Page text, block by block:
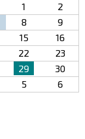
1
2
8
9
15
16
22
23
29
30
5 6